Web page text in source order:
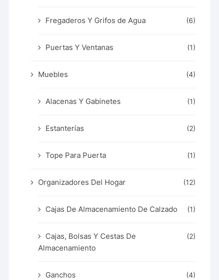
Fregaderos Y Grifos de Agua (6)
Puertas Y Ventanas (1)
Muebles (4)
Alacenas Y Gabinetes (1)
Estanterías (2)
Tope Para Puerta (1)
Organizadores Del Hogar (12)
Cajas De Almacenamiento De Calzado (1)
Cajas, Bolsas Y Cestas De
Almacenamiento
(2)
Ganchos (4)